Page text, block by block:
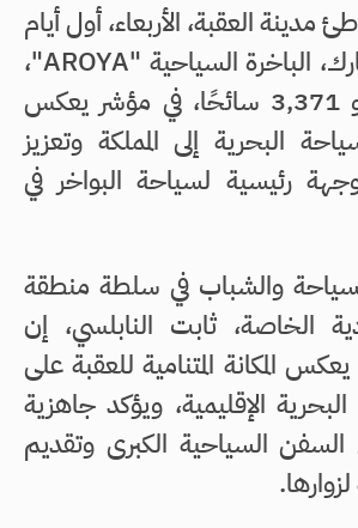
العقبة، الأربعاء، أول أيام
عيد الأضحى المبارك، الباخرة السياحية "AROYA"،
وعلى متنها نحو 3,371 سائحًا، في مؤشر يعكس
البحرية إلى المملكة وتعزيز
رئيسية لسياحة البواخر في
والشباب في سلطة منطقة
الخاصة، ثابت النابلسي، إن
المكانة المتنامية للعقبة على
الإقليمية، ويؤكد جاهزية
السفن السياحية الكبرى وتقديم